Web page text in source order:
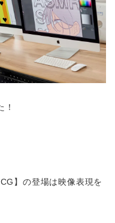
】の登場は映像表現を